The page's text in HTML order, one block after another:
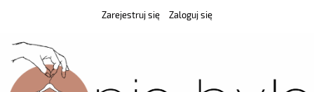
Zarejestruj się Zaloguj się